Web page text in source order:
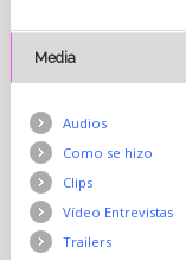
Media
Audios
Como se hizo
Clips
Vídeo Entrevistas
Trailers